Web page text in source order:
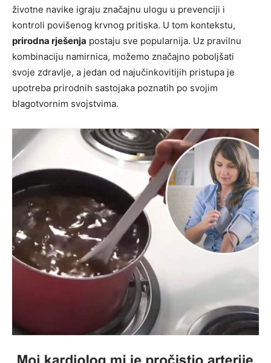
životne navike igraju značajnu ulogu u prevenciji i
kontroli povišenog krvnog pritiska. U tom kontekstu,
prirodna rješenja postaju sve popularnija. Uz pravilnu
kombinaciju namirnica, možemo značajno poboljšati
svoje zdravlje, a jedan od najučinkovitijih pristupa je
upotreba prirodnih sastojaka poznatih po svojim
blagotvornim svojstvima.